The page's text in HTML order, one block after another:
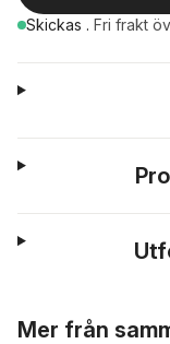
Skickas . Fri frakt
Mer från